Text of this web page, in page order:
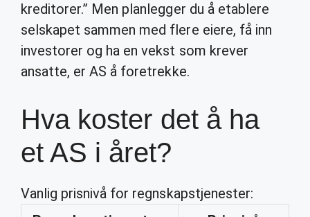
kreditorer.” Men planlegger du å etablere
selskapet sammen med flere eiere, få inn
investorer og ha en vekst som krever
ansatte, er AS å foretrekke.
Hva koster det å ha
et AS i året?
Vanlig prisnivå for regnskapstjenester: